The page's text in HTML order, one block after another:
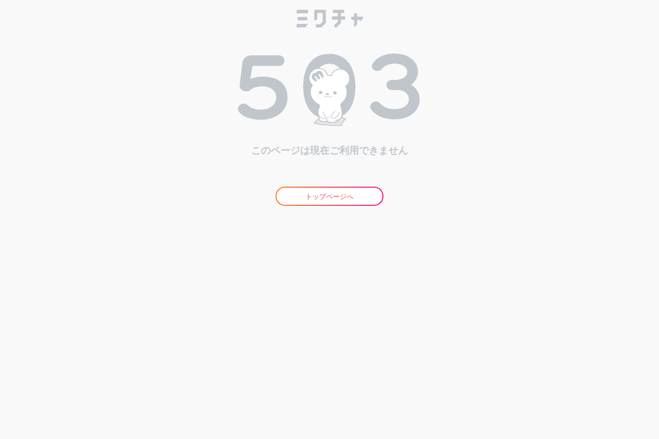
このページは現在ご利用できません